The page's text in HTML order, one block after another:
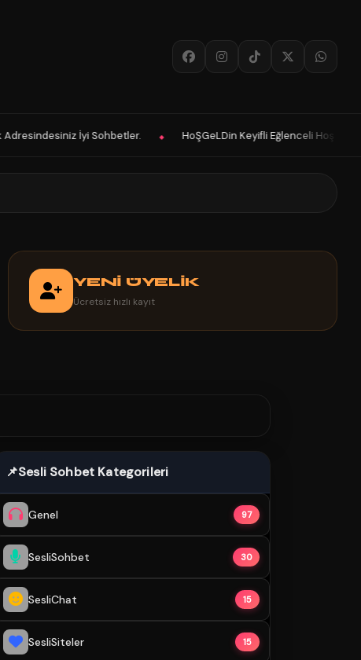
◆ HoŞGeLDin Keyifli Eğlenceli Hoş Vakitler Diler 2026 Panelimiz
YENİ ÜYELİK
Ücretsiz hızlı kayıt
📌Sesli Sohbet Kategorileri
Genel 97
SesliSohbet 30
SesliChat 15
SesliSiteler 15